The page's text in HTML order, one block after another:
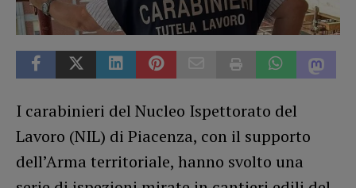
I carabinieri del Nucleo Ispettorato del
Lavoro (NIL) di Piacenza, con il supporto
dell’Arma territoriale, hanno svolto una